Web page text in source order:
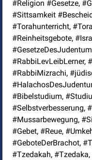
#Religion #Gesetze,
#Sittsamkeit
#Torahunterricht,
#Reinheitsgebote,
#RabbiLevLeibLerner,
#RabbiMizrachi,
#Bibelstudium,
#Selbstverbesserung,
#Mussarbewegung,
#Gebet, #Reue,
#GeboteDerBrachot,
#Tzedakah,